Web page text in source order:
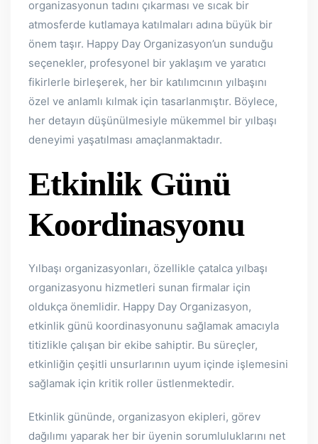
organizasyonun tadını çıkarması ve sıcak bir
atmosferde kutlamaya katılmaları adına büyük bir
önem taşır. Happy Day Organizasyon’un sunduğu
seçenekler, profesyonel bir yaklaşım ve yaratıcı
fikirlerle birleşerek, her bir katılımcının yılbaşını
özel ve anlamlı kılmak için tasarlanmıştır. Böylece,
her detayın düşünülmesiyle mükemmel bir yılbaşı
deneyimi yaşatılması amaçlanmaktadır.
Etkinlik Günü
Koordinasyonu
Yılbaşı organizasyonları, özellikle çatalca yılbaşı
organizasyonu hizmetleri sunan firmalar için
oldukça önemlidir. Happy Day Organizasyon,
etkinlik günü koordinasyonunu sağlamak amacıyla
titizlikle çalışan bir ekibe sahiptir. Bu süreçler,
etkinliğin çeşitli unsurlarının uyum içinde işlemesini
sağlamak için kritik roller üstlenmektedir.
Etkinlik gününde, organizasyon ekipleri, görev
dağılımı yaparak her bir üyenin sorumluluklarını net